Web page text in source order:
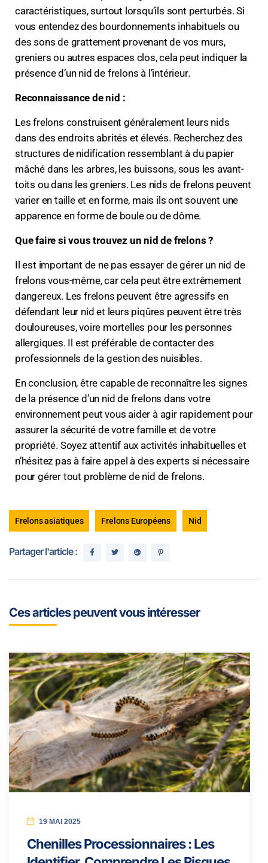
caractéristiques, surtout lorsqu’ils sont perturbés. Si
vous entendez des bourdonnements inhabituels ou
des sons de grattement provenant de vos murs,
greniers ou autres espaces clos, cela peut indiquer la
présence d’un nid de frelons à l’intérieur.
Reconnaissance de nid :
Les frelons construisent généralement leurs nids
dans des endroits abrités et élevés. Recherchez des
structures de nidification ressemblant à du papier
mâché dans les arbres, les buissons, sous les avant-
toits ou dans les greniers. Les nids de frelons peuvent
varier en taille et en forme, mais ils ont souvent une
apparence en forme de boule ou de dôme.
Que faire si vous trouvez un nid de frelons ?
Il est important de ne pas essayer de gérer un nid de
frelons vous-même, car cela peut être extrêmement
dangereux. Les frelons peuvent être agressifs en
défendant leur nid et leurs piqûres peuvent être très
douloureuses, voire mortelles pour les personnes
allergiques. Il est préférable de contacter des
professionnels de la gestion des nuisibles.
En conclusion, être capable de reconnaître les signes
de la présence d’un nid de frelons dans votre
environnement peut vous aider à agir rapidement pour
assurer la sécurité de votre famille et de votre
propriété. Soyez attentif aux activités inhabituelles et
n’hésitez pas à faire appel à des experts si nécessaire
pour gérer tout problème de nid de frelons.
Frelons asiatiques Frelons Européens Nid
Partager l'article :
Ces articles peuvent vous intéresser
19 MAI 2025
Chenilles Processionnaires : Les